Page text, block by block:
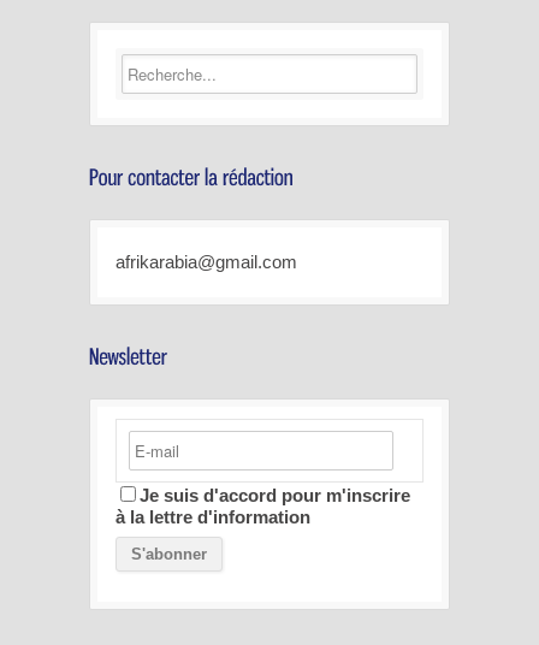
afrikarabia@gmail.com
Je suis d'accord pour m'inscrire
à la lettre d'information